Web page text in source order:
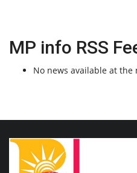
MP info RSS
No news available at the